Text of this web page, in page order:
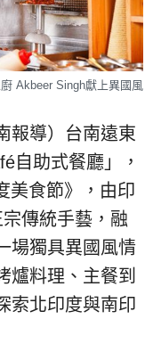
Akbeer Singh獻上異國風
報導）台南遠東
自助式餐廳」，
美食節》，由印
傳統手藝，融
場獨具異國風情
爐料理、主餐到
索北印度與南印